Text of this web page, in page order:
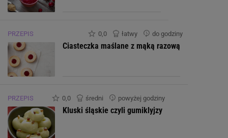
PRZEPIS 0,0 łatwy do godziny
Ciasteczka maślane z mąką razową
PRZEPIS 0,0 średni powyżej godziny
Kluski śląskie czyli gumiklyjzy